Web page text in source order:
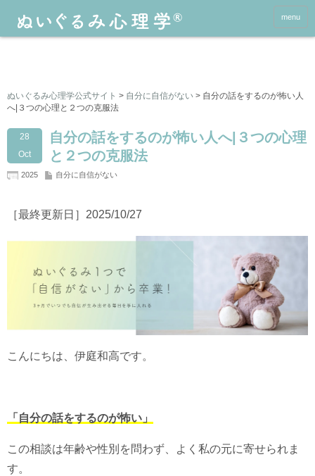
menu
ぬいぐるみ心理学公式サイト > 自分に自信がない > 自分の話をするのが怖い人
へ|３つの心理と２つの克服法
28
Oct
自分の話をするのが怖い人へ|３つの心理
と２つの克服法
2025 自分に自信がない
［最終更新日］2025/10/27
こんにちは、伊庭和高です。
「自分の話をするのが怖い」
この相談は年齢や性別を問わず、よく私の元に寄せられま
す。